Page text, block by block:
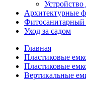
Aрхитектурные
Фитосанитарный
Уход за садом
Главная
Пластиковые
Пластиковые
Вертикальные